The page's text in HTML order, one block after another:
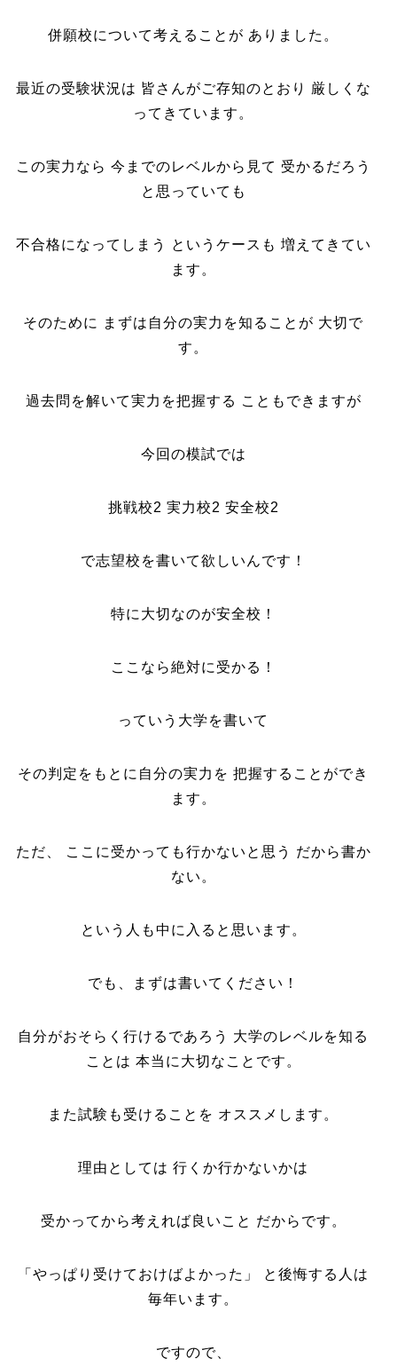
併願校について考えることが ありました。
最近の受験状況は 皆さんがご存知のとおり 厳しくな
ってきています。
この実力なら 今までのレベルから見て 受かるだろう
と思っていても
不合格になってしまう というケースも 増えてきてい
ます。
そのために まずは自分の実力を知ることが 大切で
す。
過去問を解いて実力を把握する こともできますが
今回の模試では
挑戦校2 実力校2 安全校2
で志望校を書いて欲しいんです！
特に大切なのが安全校！
ここなら絶対に受かる！
っていう大学を書いて
その判定をもとに自分の実力を 把握することができ
ます。
ただ、 ここに受かっても行かないと思う だから書か
ない。
という人も中に入ると思います。
でも、まずは書いてください！
自分がおそらく行けるであろう 大学のレベルを知る
ことは 本当に大切なことです。
また試験も受けることを オススメします。
理由としては 行くか行かないかは
受かってから考えれば良いこと だからです。
「やっぱり受けておけばよかった」 と後悔する人は
毎年います。
ですので、